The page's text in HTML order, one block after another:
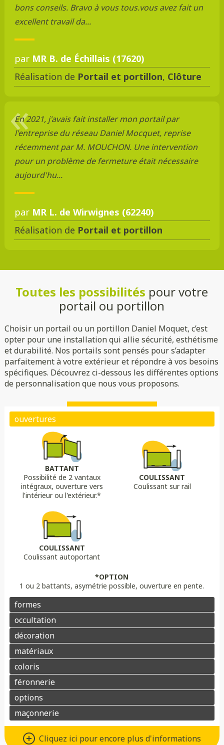
bons conseils. Bravo à vous tous.vous avez fait un
excellent travail da...
par MR B. de Échillais (17620)
Réalisation de Portail et portillon, Clôture
En 2021, j'avais fait installer mon portail par
l'entreprise du réseau Daniel Mocquet, reprise
récemment par M. MOUCHON. Une intervention
pour un problème de fermeture était nécessaire
aujourd'hu...
par MR L. de Wirwignes (62240)
Réalisation de Portail et portillon
Toutes les possibilités pour votre
portail ou portillon
Choisir un portail ou un portillon Daniel Moquet, c’est
opter pour une installation qui allie sécurité, esthétisme
et durabilité. Nos portails sont pensés pour s’adapter
parfaitement à votre extérieur et répondre à vos besoins
spécifiques. Découvrez ci-dessous les différentes options
de personnalisation que nous vous proposons.
BATTANT
Possibilité de 2 vantaux
intégraux, ouverture vers
l'intérieur ou l'extérieur.*
COULISSANT
Coulissant sur rail
COULISSANT
Coulissant autoportant
*OPTION
1 ou 2 battants, asymétrie possible, ouverture en pente.
Biais bas Bombé inversé
Chapeau de gendarmeChapeau de gendarme inversé
Portail pleinPortail semi ajouré Portail ajouré
LAME
Lame 30 cm modulable
OPTION
lame ajourée
OPTION
Lame déco sur mesure
DÉCORS OPTIONS
DMC 304
DMC 305
AluminiumComposite
Pointes
Motorisation
Aluminium
Cliquez ici pour encore plus d'informations
Différents types d’ouvertures